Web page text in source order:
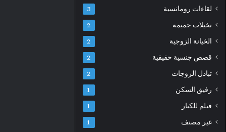
لقاءات رومانسية 3
تخيلات حميمة 2
الخيانة الزوجية 2
قصص جنسية حقيقية 2
تبادل الزوجات 2
رفيق السكن 1
فيلم للكبار 1
غير مصنف 1